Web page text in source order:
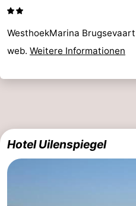
-
Schwimmbader
-
Golfplatze
-
Surfen
Essen
WesthoekMarina
web. Weitere Informationen
Hotel Uilenspiegel